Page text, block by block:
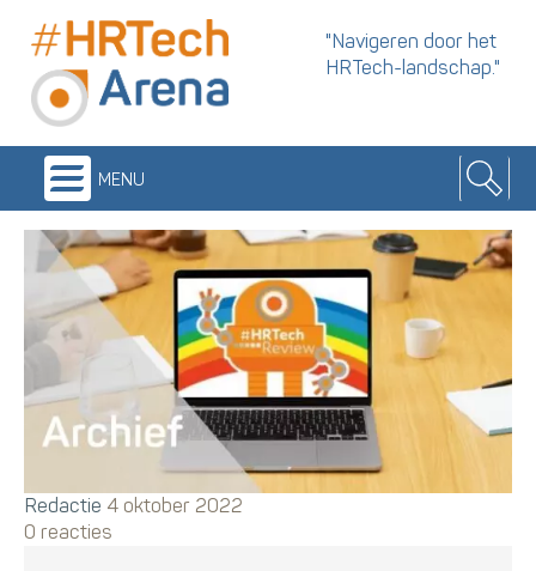
"Navigeren door het
HRTech-landschap."
menu
Redactie 4 oktober 2022
0 reacties